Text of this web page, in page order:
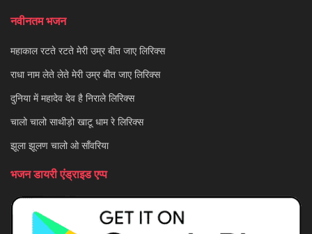
नवीनतम भजन
महाकाल रटते रटते मेरी उम्र बीत जाए लिरिक्स
राधा नाम लेते लेते मेरी उम्र बीत जाए लिरिक्स
दुनिया में महादेव देव है निराले लिरिक्स
चालो चालो साथीड़ो खाटू धाम रे लिरिक्स
झूला झूलण चालो ओ साँवरिया
भजन डायरी एंड्राइड एप्प